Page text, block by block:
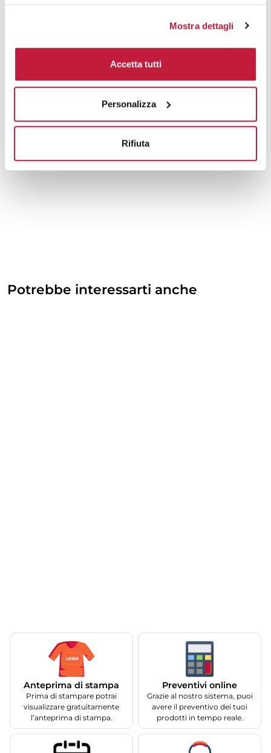
Mostra dettagli
Accetta tutti
Personalizza
Rifiuta
Potrebbe interessarti anche
Anteprima di stampa
Prima di stampare potrai
visualizzare gratuitamente
l’anteprima di stampa.
Preventivi online
Grazie al nostro sistema, puoi
avere il preventivo dei tuoi
prodotti in tempo reale.